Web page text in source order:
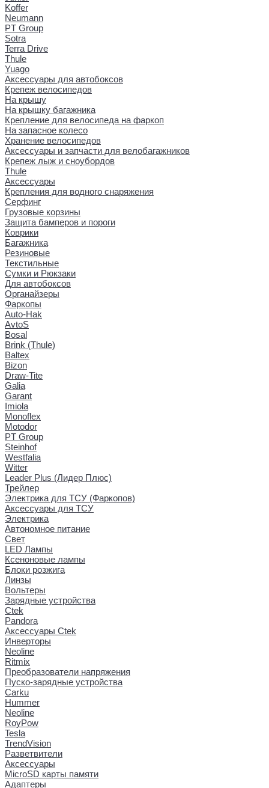
Koffer
Neumann
PT Group
Sotra
Terra Drive
Thule
Yuago
Аксессуары для автобоксов
Крепеж велосипедов
На крышу
На крышку багажника
Крепление для велосипеда на фаркоп
На запасное колесо
Хранение велосипедов
Аксессуары и запчасти для велобагажников
Крепеж лыж и сноубордов
Thule
Аксессуары
Крепления для водного снаряжения
Серфинг
Грузовые корзины
Защита бамперов и пороги
Коврики
Багажника
Резиновые
Текстильные
Сумки и Рюкзаки
Для автобоксов
Органайзеры
Фаркопы
Auto-Hak
AvtoS
Bosal
Brink (Thule)
Baltex
Bizon
Draw-Tite
Galia
Garant
Imiola
Monoflex
Motodor
PT Group
Steinhof
Westfalia
Witter
Leader Plus (Лидер Плюс)
Трейлер
Электрика для ТСУ (Фаркопов)
Аксессуары для ТСУ
Электрика
Автономное питание
Свет
LED Лампы
Ксеноновые лампы
Блоки розжига
Линзы
Вольтеры
Зарядные устройства
Ctek
Pandora
Аксессуары Ctek
Инверторы
Neoline
Ritmix
Преобразователи напряжения
Пуско-зарядные устройства
Carku
Hummer
Neoline
RoyPow
Tesla
TrendVision
Разветвители
Аксессуары
MicroSD карты памяти
Адаптеры